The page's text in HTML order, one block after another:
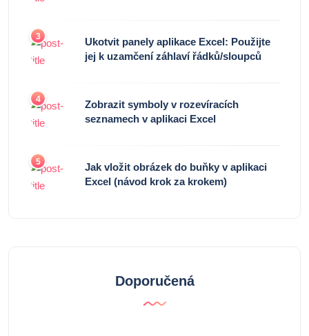
3
Ukotvit panely aplikace Excel: Použijte
jej k uzamčení záhlaví řádků/sloupců
4
Zobrazit symboly v rozevíracích
seznamech v aplikaci Excel
5
Jak vložit obrázek do buňky v aplikaci
Excel (návod krok za krokem)
Doporučená